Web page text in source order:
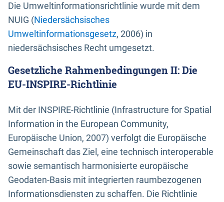
Die Umweltinformationsrichtlinie wurde mit dem
NUIG (Niedersächsisches
Umweltinformationsgesetz, 2006) in
niedersächsisches Recht umgesetzt.
Gesetzliche Rahmenbedingungen II: Die
EU-INSPIRE-Richtlinie
Mit der INSPIRE-Richtlinie (Infrastructure for Spatial
Information in the European Community,
Europäische Union, 2007) verfolgt die Europäische
Gemeinschaft das Ziel, eine technisch interoperable
sowie semantisch harmonisierte europäische
Geodaten-Basis mit integrierten raumbezogenen
Informationsdiensten zu schaffen. Die Richtlinie